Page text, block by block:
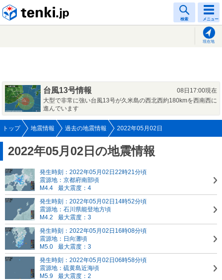
検索 メニュー
現在地
台風13号情報
08日17:00現在
大型で非常に強い台風13号が久米島の西北西約180kmを西南西に
進んでいます
トップ 地震情報 過去の地震情報 2022年05月02日
2022年05月02日の地震情報
発生時刻：2022年05月02日22時21分頃
震源地：京都府南部頃
M4.4
最大震度：4
発生時刻：2022年05月02日14時52分頃
震源地：石川県能登地方頃
M4.2
最大震度：3
発生時刻：2022年05月02日16時08分頃
震源地：日向灘頃
M5.0
最大震度：3
発生時刻：2022年05月02日06時58分頃
震源地：硫黄島近海頃
M5.9
最大震度：2